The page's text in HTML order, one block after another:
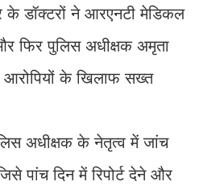
के डॉक्टरों ने आरएनटी मेडिकल
फिर पुलिस अधीक्षक अमृता
के खिलाफ सख्त
अधीक्षक के नेतृत्व में जांच
पांच दिन में रिपोर्ट देने और